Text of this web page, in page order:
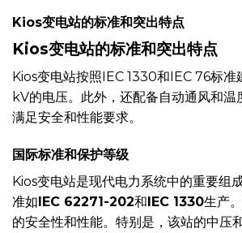
Kios变电站的标准和突出特点
Kios变电站的标准和突出特点
Kios变电站按照IEC 1330和IEC 76标
kV的电压。此外，还配备自动通风和温
满足安全和性能要求。
国际标准和保护等级
Kios变电站是现代电力系统中的重要组
准如IEC 62271-202和IEC 1330生产
的安全性和性能。特别是，该站的中压